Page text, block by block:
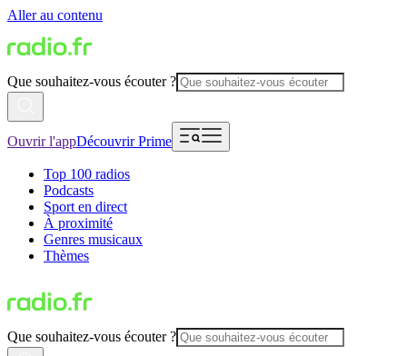
Aller au contenu
Que souhaitez-vous écouter ?
Ouvrir l'appDécouvrir Prime
Top 100 radios
Podcasts
Sport en direct
À proximité
Genres musicaux
Thèmes
Que souhaitez-vous écouter ?